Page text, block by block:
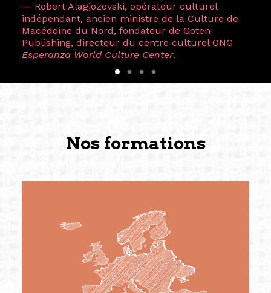
— Robert Alagjozovski, opérateur culturel
indépendant, ancien ministre de la Culture de
Macédoine du Nord, fondateur de Goten
Publishing, directeur du centre culturel ONG
Esperanza World Culture Center.
Nos formations